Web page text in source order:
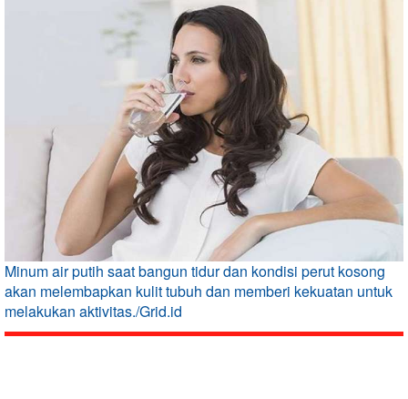
Minum air putih saat bangun tidur dan kondisi perut kosong
akan melembapkan kulit tubuh dan memberi kekuatan untuk
melakukan aktivitas./Grid.id